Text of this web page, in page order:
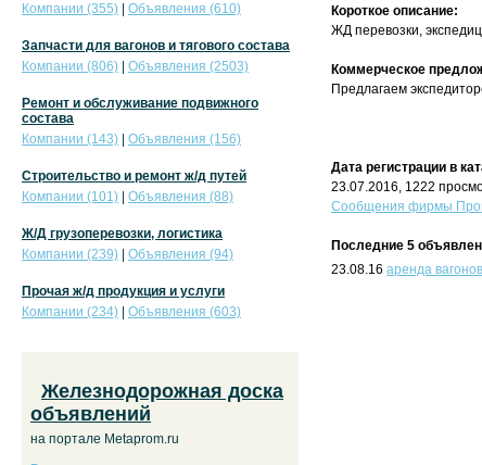
Короткое описание:
ЖД перевозки,
Коммерческое
Предлагаем
Дата регистрации в
23.07.2016, 1222
Сообщения фирмы
Последние 5
23.08.16 аренда вагонов
Компании (355)
Объявления (610)
Запчасти для вагонов и тягового состава
Компании (806)
Объявления (2503)
Ремонт и обслуживание подвижного
состава
Компании (143)
Объявления (156)
Строительство и ремонт ж/д путей
Компании (101)
Объявления (88)
Ж/Д грузоперевозки, логистика
Компании (239)
Объявления (94)
Прочая ж/д продукция и услуги
Компании (234)
Объявления (603)
Железнодорожная доска
объявлений
на портале Metaprom.ru